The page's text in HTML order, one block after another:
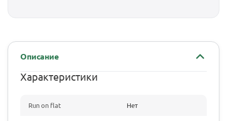
Описание
Характеристики
Run on flat Нет